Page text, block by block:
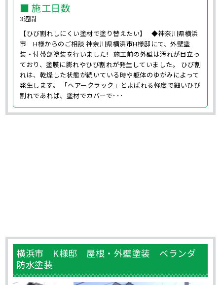
■ 施工日数
3週間
【ひび割れしにくい塗材で塗り替えたい】 ◆神奈川県横浜
市 H様からのご相談 神奈川県横浜市H様邸にて、外壁塗
装・付帯部塗装を行いました! 施工前の外壁は汚れが目立っ
ており、塗膜に膨れやひび割れが発生していました。 ひび割
れは、乾燥した状態が続いている時や躯体のゆがみによって
発生します。 「ヘアークラック」とよばれる軽度で細いひび
割れであれば、塗材でカバーで･･･
横浜市 K様邸 屋根・外壁塗装 ベランダ
防水塗装